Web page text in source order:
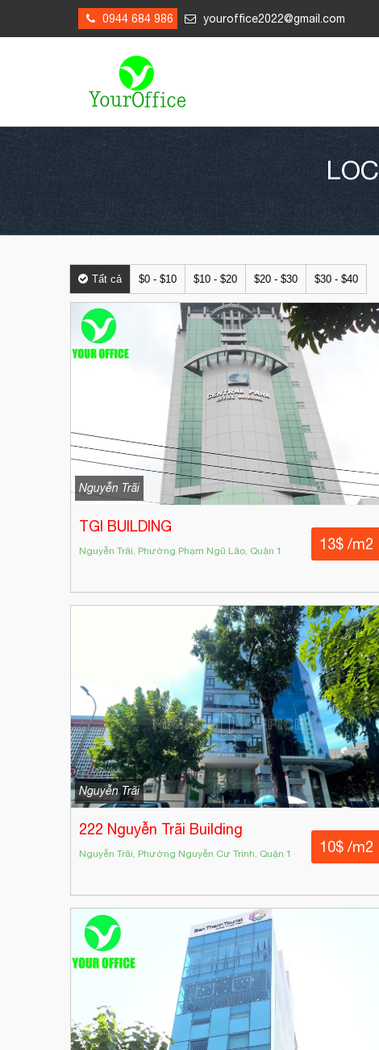
0944 684 986 youroffice2022@gmail.com
Tất cả $0 - $10 $10 - $20 $20 - $30 $30 - $40
Nguyễn Trãi
TGI BUILDING
Nguyễn Trãi, Phường Phạm Ngũ Lão, Quận 1 13$ /m2
Nguyễn Trãi
222 Nguyễn Trãi Building
Nguyễn Trãi, Phường Nguyễn Cư Trinh, Quận 1 10$ /m2